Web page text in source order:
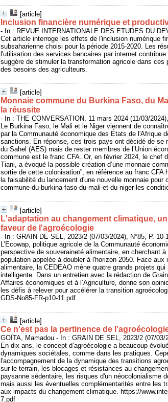
[article]
Inclusion financière numérique et
- In : REVUE INTERNATIONALE DES ETUDES DU
Cet article interroge les effets de l'inclusion numérique
subsaharienne choisi pour la période 2015-2020. Les
l'utilisation des services bancaires par internet
suggère de stimuler la transformation agricole dans
des besoins des agriculteurs.
[article]
Monnaie commune du Burkina Faso, du
la réussite
- In : THE CONVERSATION, 11 mars 2024 (11/03/
Le Burkina Faso, le Mali et le Niger viennent de
par la Communauté économique des États de l'Afrique
sanctions. En réponse, ces trois pays ont décidé de se
du Sahel (AES) mais de rester membres de l’Union
commune est le franc CFA. Or, en février 2024, le chef
Tiani, a évoqué la possible création d’une monnaie
sortie de cette colonisation”, en référence au franc
la faisabilité du lancement d'une nouvelle monnaie
commune-du-burkina-faso-du-mali-et-du-niger-les-
[article]
L'adaptation au changement climatique,
faveur de l'agroécologie
- In : GRAIN DE SEL, 2023/2 (07/03/2024), N°85, P. 10-
L’Ecowap, politique agricole de la Communauté
perspective de souveraineté alimentaire, en cherchant
population appelée à doubler à l'horizon 2050. Face
alimentaire, la CEDEAO mène quatre grands projets
intelligente. Dans un entretien avec la rédaction de
Affaires économiques et à l’Agriculture, donne son
les défis à relever pour accélérer la transition
GDS-No85-FR-p10-11.pdf
[article]
Ce n'est pas la pertinence de
GOÏTA, Mamadou - In : GRAIN DE SEL, 2023/2 (07/03/
En dix ans, le concept d’agroécologie a beaucoup
dynamiques sociétales, comme dans les pratiques.
l'accompagnement de la dynamique des transitions
sur le terrain, les blocages et résistances au
paysanne sédentaire, les risques d'un néocolonialisme
mais aussi les éventuelles complémentarités entre les
aux impacts du changement climatique. https://
7.pdf